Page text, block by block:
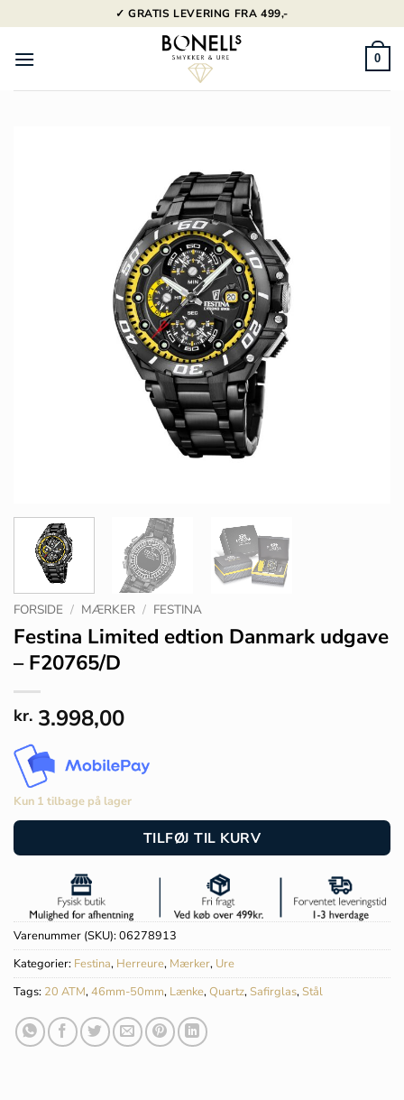
til
indhold
✓ GRATIS LEVERING FRA 499,-
0
FORSIDE / MÆRKER / FESTINA
Festina Limited edtion Danmark udgave
– F20765/D
kr. 3.998,00
Kun 1 tilbage på lager
TILFØJ TIL KURV
Varenummer (SKU):06278913
Kategorier: Festina, Herreure, Mærker, Ure
Tags: 20 ATM,46mm-50mm, Lænke,Quartz, Safirglas, Stål